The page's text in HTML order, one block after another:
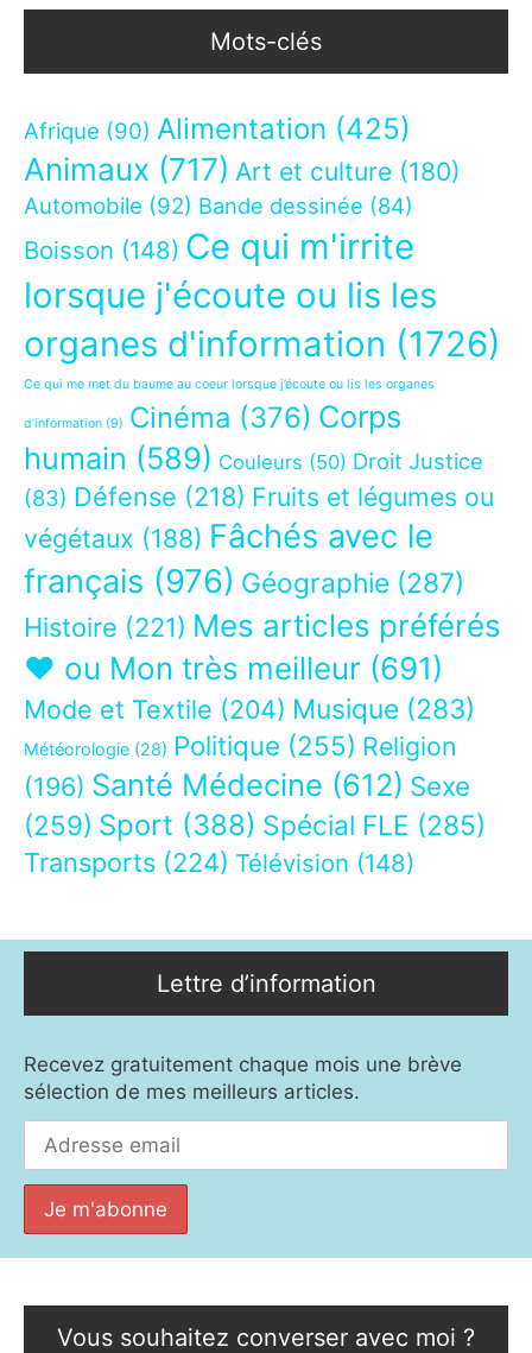
Mots-clés
Afrique (90) Alimentation (425)
Animaux (717) Art et culture (180)
Automobile (92) Bande dessinée (84)
Boisson (148) Ce qui m'irrite
lorsque j'écoute ou lis les
organes d'information (1726)
Ce qui me met du baume au coeur lorsque j’écoute ou lis les organes
d’information (9) Cinéma (376) Corps
humain (589) Couleurs (50) Droit Justice
(83) Défense (218) Fruits et légumes ou
végétaux (188) Fâchés avec le
français (976) Géographie (287)
Histoire (221) Mes articles préférés
❤ ou Mon très meilleur (691)
Mode et Textile (204) Musique (283)
Météorologie (28) Politique (255) Religion
(196) Santé Médecine (612) Sexe
(259) Sport (388) Spécial FLE (285)
Transports (224) Télévision (148)
Lettre d’information
Recevez gratuitement chaque mois une brève
sélection de mes meilleurs articles.
Vous souhaitez converser avec moi ?